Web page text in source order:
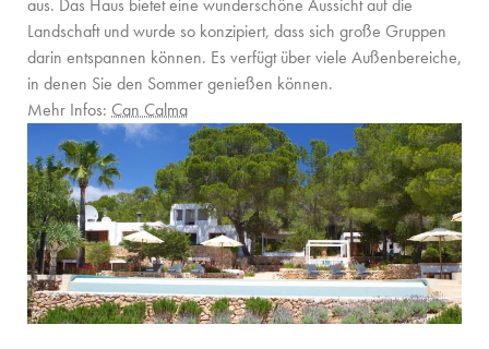
aus. Das Haus bietet eine wunderschöne Aussicht auf die
Landschaft und wurde so konzipiert, dass sich große Gruppen
darin entspannen können. Es verfügt über viele Außenbereiche,
in denen Sie den Sommer genießen können.
Mehr Infos: Can Calma